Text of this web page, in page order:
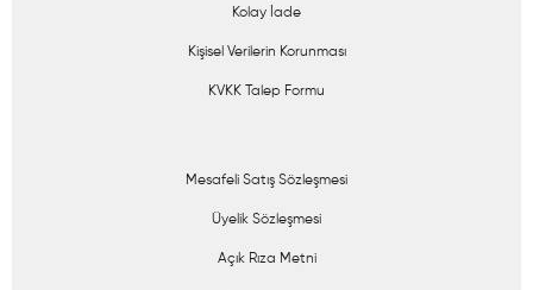
Kolay İade
Kişisel Verilerin Korunması
KVKK Talep Formu
Mesafeli Satış Sözleşmesi
Üyelik Sözleşmesi
Açık Rıza Metni